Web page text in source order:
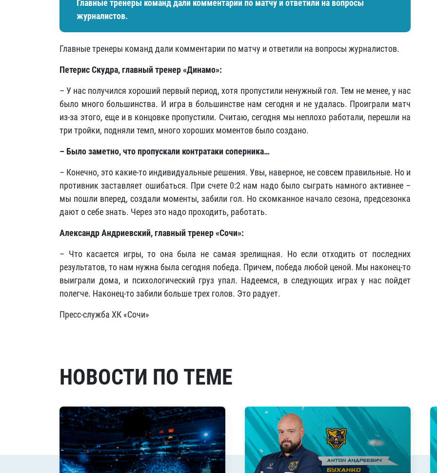
Главные тренеры команд дали комментарии по матчу и ответили на вопросы
журналистов.
Главные тренеры команд дали комментарии по матчу и ответили на вопросы журналистов.
Петерис Скудра, главный тренер «Динамо»:
– У нас получился хороший первый период, хотя пропустили ненужный гол. Тем не менее, у нас
было много большинства. И игра в большинстве нам сегодня и не удалась. Проиграли матч
из-за этого, еще и в концовке пропустили. Считаю, сегодня мы неплохо работали, перешли на
три тройки, подняли темп, много хороших моментов было создано.
– Было заметно, что пропускали контратаки соперника…
– Конечно, это какие-то индивидуальные решения. Увы, наверное, не совсем правильные. Но и
противник заставляет ошибаться. При счете 0:2 нам надо было сыграть намного активнее –
мы пошли вперед, создали моменты, забили гол. Но скомканное начало сезона, предсезонка
дают о себе знать. Через это надо проходить, работать.
Александр Андриевский, главный тренер «Сочи»:
– Что касается игры, то она была не самая зрелищная. Но если отходить от последних
результатов, то нам нужна была сегодня победа. Причем, победа любой ценой. Мы наконец-то
выиграли дома, и психологический груз упал. Надеемся, в следующих играх у нас пойдет
полегче. Наконец-то забили больше трех голов. Это радует.
Пресс-служба ХК «Сочи»
НОВОСТИ ПО ТЕМЕ